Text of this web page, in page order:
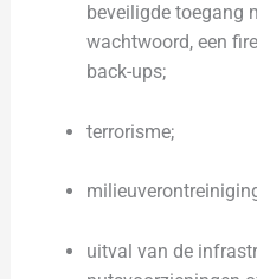
beveiligde toegang
wachtwoord, een
back-ups;
terrorisme;
uitval van de